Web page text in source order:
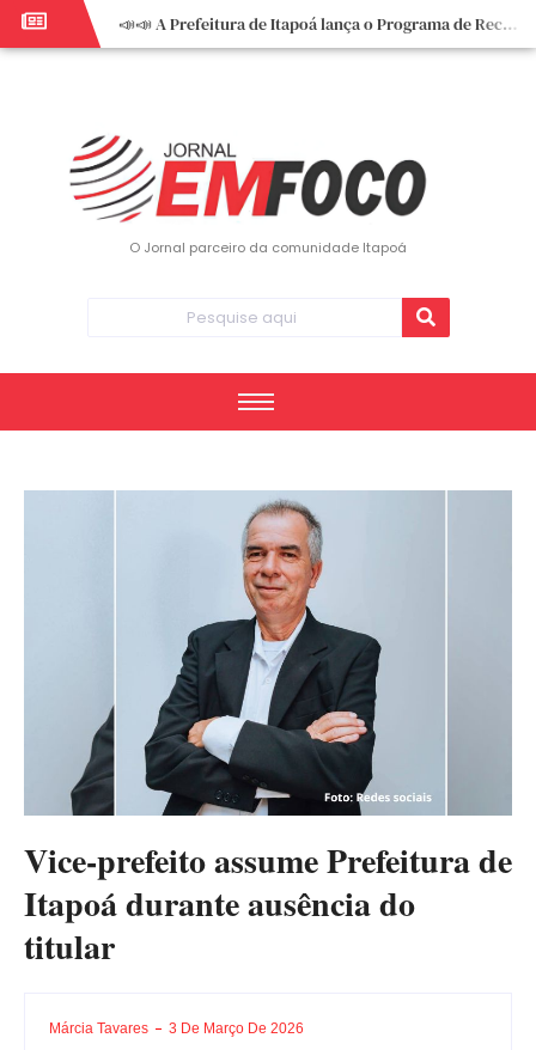
📣📣 A Prefeitura de Itapoá lança o Programa de Recuperação Fiscal (REFIS).
📢 Empreendedor do turismo, esta oportunidade é para você! Itapoá – SC.
O Jornal parceiro da comunidade Itapoá
Vice-prefeito assume Prefeitura de
Itapoá durante ausência do
titular
Márcia Tavares 3 De Março De 2026